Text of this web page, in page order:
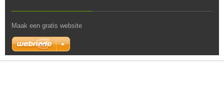
Maak een gratis website